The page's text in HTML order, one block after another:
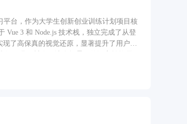
台，作为大学生创新创业训练计划项目核
3 和 Node.js 技术栈，独立完成了从登
了高保真的视觉还原，显著提升了用户的
的高准确率与响应速度，有效满足了学生
，界面普及度高且交互友好；经测试，系